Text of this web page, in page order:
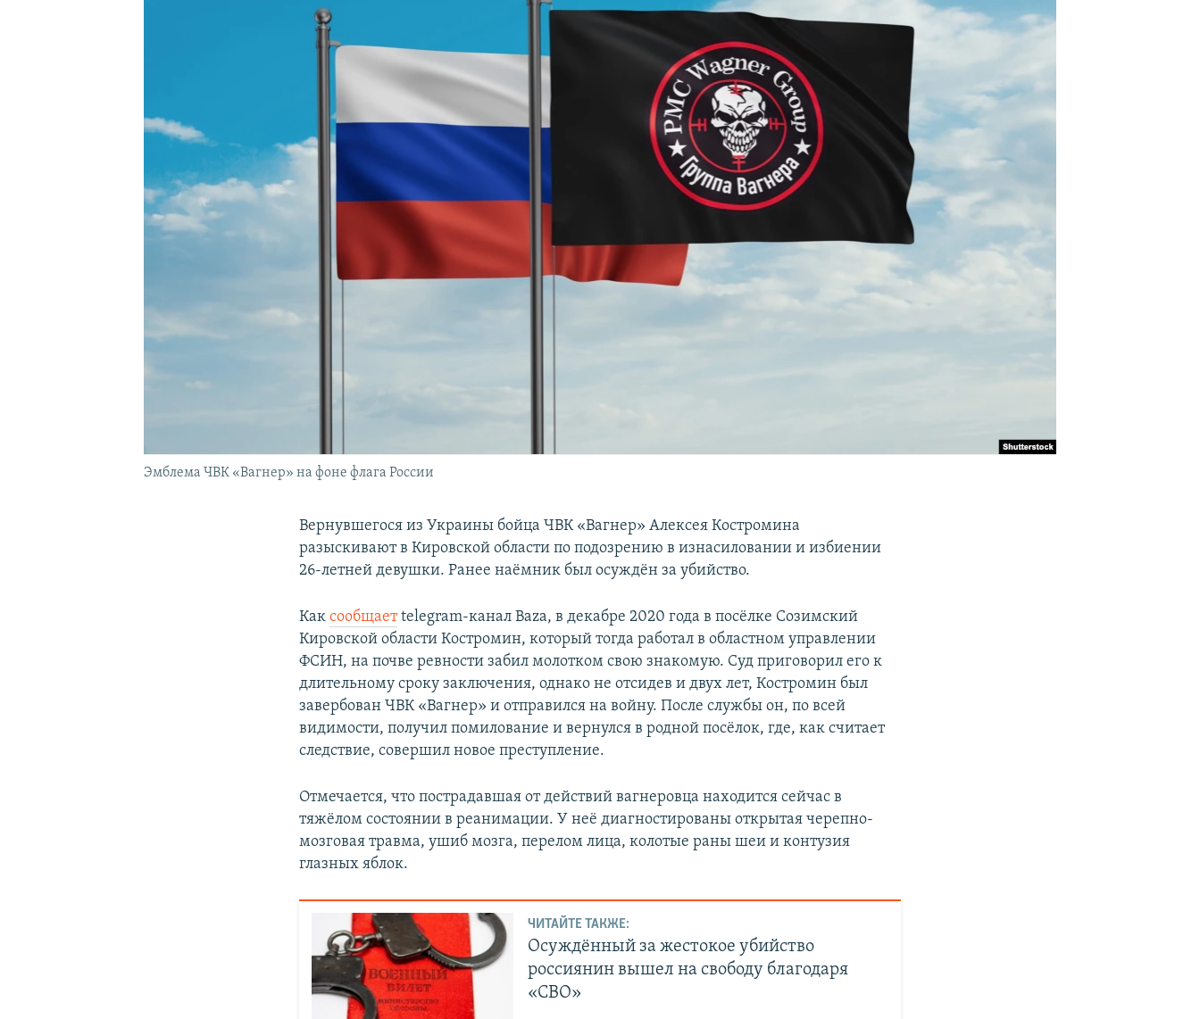
Эмблема ЧВК «Вагнер» на фоне флага России
Вернувшегося из Украины бойца ЧВК «Вагнер» Алексея Костромина
разыскивают в Кировской области по подозрению в изнасиловании и избиении
26-летней девушки. Ранее наёмник был осуждён за убийство.
Каксообщаетtelegram-канал Baza, в декабре 2020 года в посёлке Созимский
Кировской области Костромин, который тогда работал в областном управлении
ФСИН, на почве ревности забил молотком свою знакомую. Суд приговорил его к
длительному сроку заключения, однако не отсидев и двух лет, Костромин был
завербован ЧВК «Вагнер» и отправился на войну. После службы он, по всей
видимости, получил помилование и вернулся в родной посёлок, где, как считает
следствие, совершил новое преступление.
Отмечается, что пострадавшая от действий вагнеровца находится сейчас в
тяжёлом состоянии в реанимации. У неё диагностированы открытая черепно-
мозговая травма, ушиб мозга, перелом лица, колотые раны шеи и контузия
глазных яблок.
ЧИТАЙТЕ ТАКЖЕ:
Осуждённый за жестокое убийство
россиянин вышел на свободу благодаря
«СВО»